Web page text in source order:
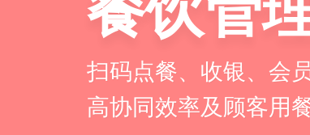
扫码点餐、收银、会
高协同效率及顾客用